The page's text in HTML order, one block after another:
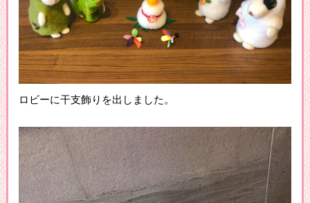
ロビーに干支飾りを出しました。